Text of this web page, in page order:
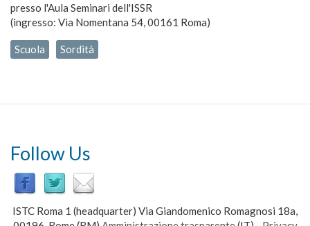
presso l'Aula Seminari dell'ISSR
(ingresso: Via Nomentana 54, 00161 Roma)
Scuola Sordità
Follow Us
ISTC Roma 1 (headquarter) Via Giandomenico Romagnosi 18a,